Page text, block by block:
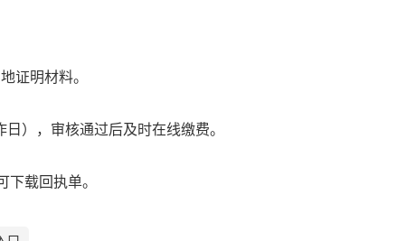
证明材料。
），审核通过后及时在线缴费。
下载回执单。